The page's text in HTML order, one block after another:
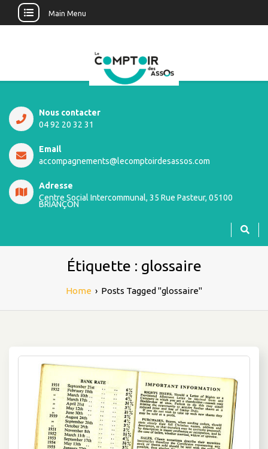
Main Menu
Nous contacter
04 92 20 32 31
Email
accompagnements@lecomptoirdesassos.com
Adresse
Centre Social Intercommunal, 35 Rue Pasteur, 05100
BRIANÇON
Étiquette : glossaire
Home › Posts Tagged "glossaire"